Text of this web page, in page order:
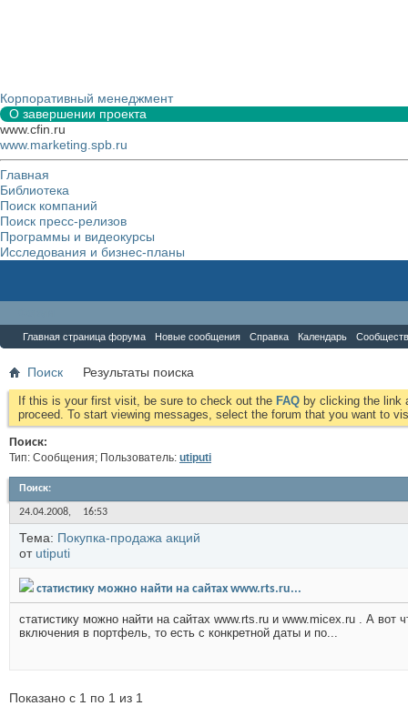
Корпоративный менеджмент
О завершении проекта
www.cfin.ru
www.marketing.spb.ru
Главная
Библиотека
Поиск компаний
Поиск пресс-релизов
Программы и видеокурсы
Исследования и бизнес-планы
Главная страница форума Новые сообщения Справка Календарь
Поиск Результаты поиска
If this is your first visit, be sure to check out the FAQ by clicking the link
proceed. To start viewing messages, select the forum that you want to
Поиск:
Тип: Сообщения; Пользователь: utiputi
Поиск:
24.04.2008, 16:53
Тема: Покупка-продажа акций
от utiputi
статистику можно найти на сайтах www.rts.ru...
статистику можно найти на сайтах www.rts.ru и www.micex.ru . А вот
включения в портфель, то есть с конкретной даты и по...
Показано с 1 по 1 из 1